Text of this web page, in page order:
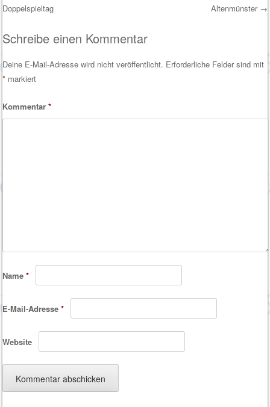
Post navigation
Doppelspieltag
Altenmünster →
Schreibe einen Kommentar
Deine E-Mail-Adresse wird nicht veröffentlicht. Erforderliche Felder sind mit
* markiert
Kommentar*
Name*
E-Mail-Adresse*
Website